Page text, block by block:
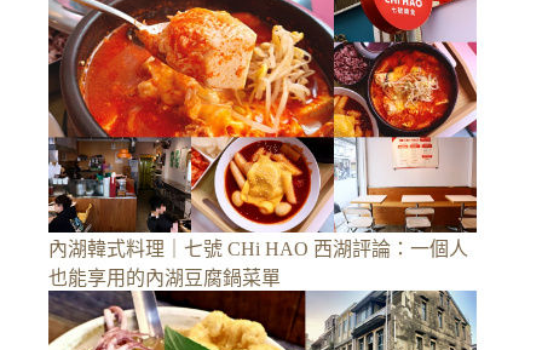
內湖韓式料理｜七號 CHi HAO 西湖評論：一個人
也能享用的內湖豆腐鍋菜單